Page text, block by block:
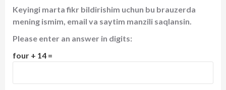
Keyingi marta fikr bildirishim uchun bu brauzerda
mening ismim, email va saytim manzili saqlansin.
Please enter an answer in digits:
four + 14 =